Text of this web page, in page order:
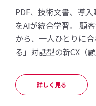
PDF、技術文書、導
をAIが統合学習。 顧
から、一人ひとりに
る」対話型の新CX（
詳しく見る